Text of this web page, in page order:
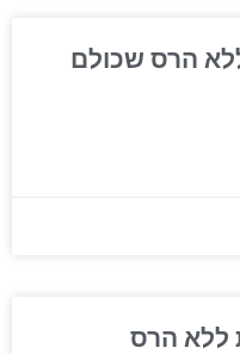
הרס שכולם
ללא הרס